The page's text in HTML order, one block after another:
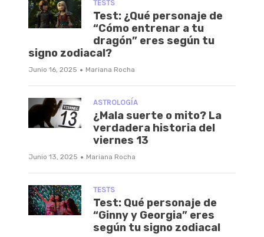
TESTS
Test: ¿Qué personaje de
“Cómo entrenar a tu
dragón” eres según tu
signo zodiacal?
Junio 16, 2025 · Mariana Rocha
ASTROLOGÍA
¿Mala suerte o mito? La
verdadera historia del
viernes 13
Junio 13, 2025 · Mariana Rocha
TESTS
Test: Qué personaje de
“Ginny y Georgia” eres
según tu signo zodiacal